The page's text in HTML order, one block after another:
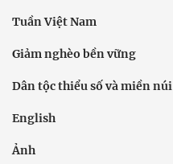
Tuần Việt Nam
Giảm nghèo bền vững
Dân tộc thiểu số và miền núi
English
Ảnh